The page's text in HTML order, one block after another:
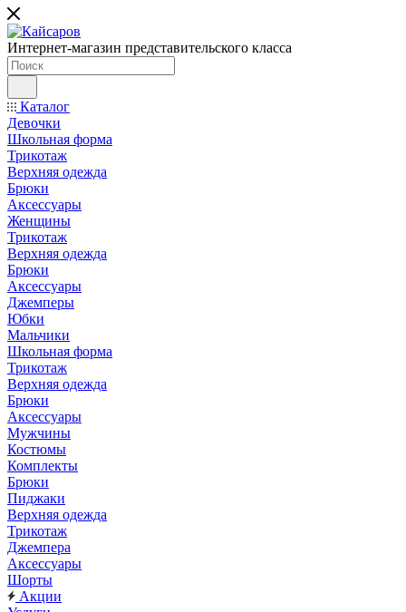
Интернет-магазин представительского класса
Каталог
Девочки
Школьная форма
Трикотаж
Верхняя одежда
Брюки
Аксессуары
Женщины
Трикотаж
Верхняя одежда
Брюки
Аксессуары
Джемперы
Юбки
Мальчики
Школьная форма
Трикотаж
Верхняя одежда
Брюки
Аксессуары
Мужчины
Костюмы
Комплекты
Брюки
Пиджаки
Верхняя одежда
Трикотаж
Джемпера
Аксессуары
Шорты
Акции